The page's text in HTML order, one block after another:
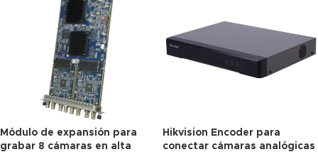
Módulo de expansión para
grabar 8 cámaras en alta
-6%
Hikvision Encoder para
conectar cámaras analógicas